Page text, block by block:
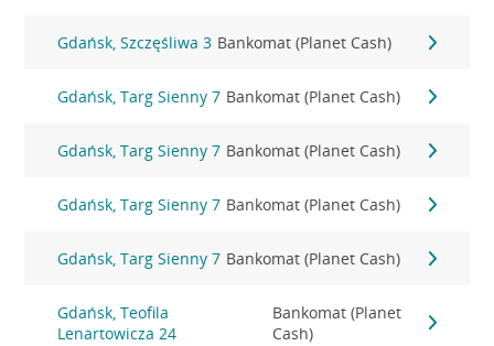
Gdańsk, Szczęśliwa 3 Bankomat (Planet Cash)
Gdańsk, Targ Sienny 7 Bankomat (Planet Cash)
Gdańsk, Targ Sienny 7 Bankomat (Planet Cash)
Gdańsk, Targ Sienny 7 Bankomat (Planet Cash)
Gdańsk, Targ Sienny 7 Bankomat (Planet Cash)
Gdańsk, Teofila
Lenartowicza 24
Bankomat (Planet
Cash)